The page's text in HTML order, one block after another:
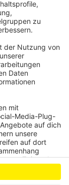
Arbeit